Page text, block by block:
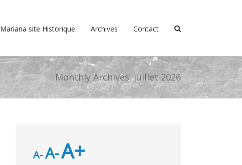
Mariana site Historique Archives Contact
Monthly Archives:juillet 2026
A-A-A+